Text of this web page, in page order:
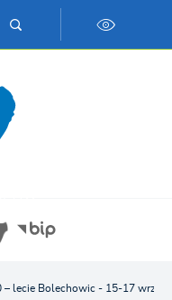
– lecie Bolechowic - 15-17